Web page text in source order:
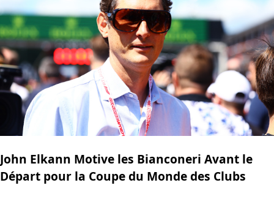
John Elkann Motive les Bianconeri Avant le
Départ pour la Coupe du Monde des Clubs